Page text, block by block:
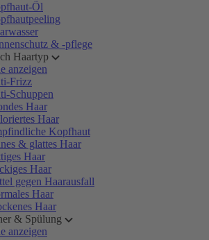
Öl
& -pflege
Haartyp
anzeigen
Frizz
Schuppen
Haar
Haar
Kopfhaut
& glattes Haar
Haar
Haar
gegen Haarausfall
Haar
Haar
& Spülung
anzeigen